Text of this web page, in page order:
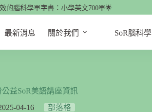
科學單字書：小學英文700單🌟
最新消息 關於我們 SoR腦科學
公益SoR美語講座資訊
04-16
部落格